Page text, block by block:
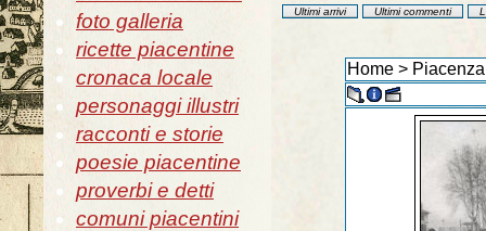
foto galleria
ricette piacentine
cronaca locale
personaggi illustri
racconti e storie
poesie piacentine
proverbi e detti
comuni piacentini
Ultimi arrivi
Ultimi commenti
Home >